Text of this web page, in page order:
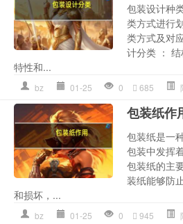
包装设计种
类方式进行
类方式及对
计分类 ：
特性和...
bz 01-25 0 685
包装纸作
包装纸是一
包装中发挥
包装纸的主
装纸能够防
和损坏，...
bz 01-25 0 945